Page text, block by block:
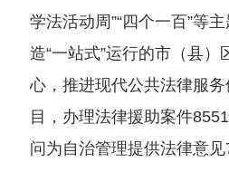
学法活动周”“四个一百”等
造“一站式”运行的市（县）
心，推进现代公共法律服
目，办理法律援助案件
问为自治管理提供法律意